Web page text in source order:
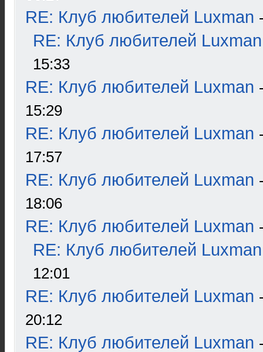
RE: Клуб любителей Luxman
RE: Клуб любителей Luxman
15:33
RE: Клуб любителей Luxman
15:29
RE: Клуб любителей Luxman
17:57
RE: Клуб любителей Luxman
18:06
RE: Клуб любителей Luxman
RE: Клуб любителей Luxman
12:01
RE: Клуб любителей Luxman
20:12
RE: Клуб любителей Luxman